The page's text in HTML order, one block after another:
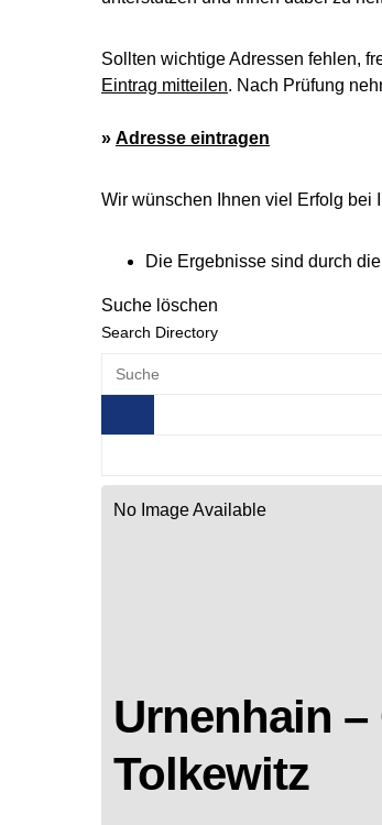
Sollten wichtige Adressen fehlen,
Eintrag mitteilen. Nach Prüfung
» Adresse eintragen
Wir wünschen Ihnen viel Erfolg bei
Die Ergebnisse sind durch
Suche löschen
Search Directory
No Image Available
Urnenhain
Tolkewitz